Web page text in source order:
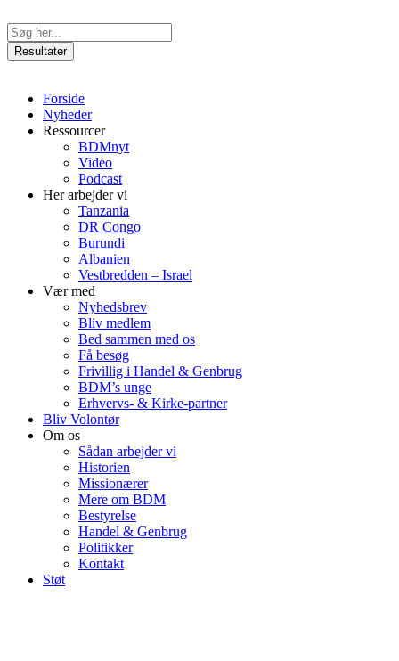
til
indhold
Search
...Resultater
Forside
Nyheder
Ressourcer
BDMnyt
Video
Podcast
Her arbejder vi
Tanzania
DR Congo
Burundi
Albanien
Vestbredden – Israel
Vær med
Nyhedsbrev
Bliv medlem
Bed sammen med os
Få besøg
Frivillig i Handel & Genbrug
BDM’s unge
Erhvervs- & Kirke-partner
Bliv Volontør
Om os
Sådan arbejder vi
Historien
Missionærer
Mere om BDM
Bestyrelse
Handel & Genbrug
Politikker
Kontakt
Støt